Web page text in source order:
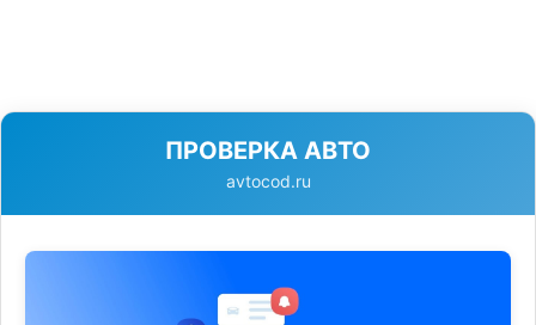
ПРОВЕРКА АВТО
avtocod.ru